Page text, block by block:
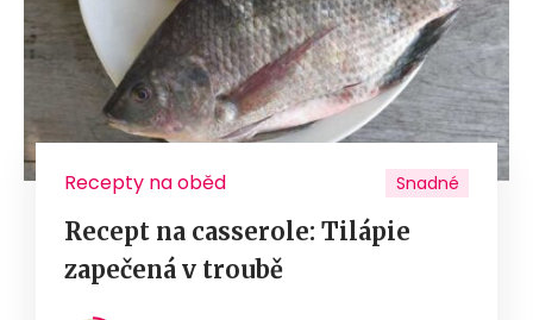
Recepty na oběd Snadné
Recept na casserole: Tilápie
zapečená v troubě